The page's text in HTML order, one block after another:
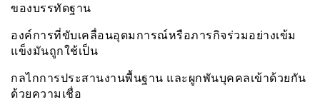
ของบรรทัดฐาน
องค์การที่ขับเคลื่อนอุดมการณ์หรือภารกิจร่วมอย่างเข้ม
แข็งมันถูกใช้เป็น
กลไกการประสานงานพื้นฐาน และผูกพันบุคคลเข้าด้วยกัน
ด้วยความเชื่อ